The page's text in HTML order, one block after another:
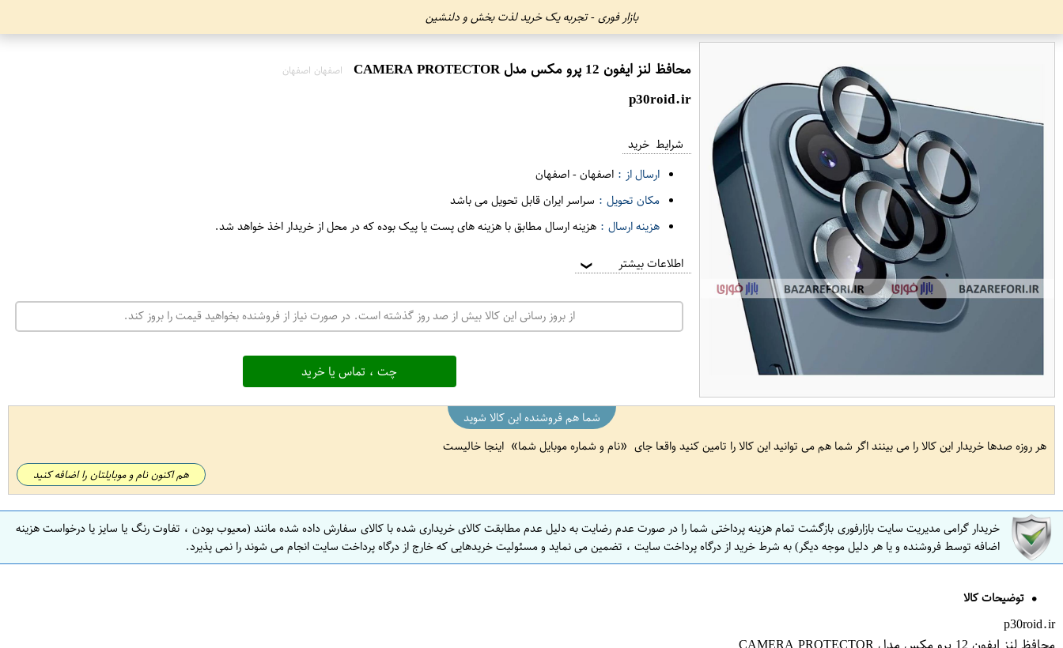
بازار فوری - تجربه یک خرید لذت بخش و دلنشین
محافظ لنز ایفون 12 پرو مکس مدل CAMERA PROTECTO​R اصفهان اصفهان
p30roid.ir
شرایط خرید
ارسال از : اصفهان-اصفهان
مکان تحویل : سراسر ایران قابل تحویل می باشد
هزینه ارسال : هزینه ارسال مطابق با هزینه های پست یا پیک بوده که در محل از خریدار اخذ خواهد شد.
اطلاعات بیشتر ❯
از بروز رسانی این کالا بیش از صد روز گذشته است. در صورت نیاز از فروشنده بخواهید قیمت را بروز کند.
چت ، تماس یا خرید
شما هم فروشنده این کالا شوید
هر روزه صدها خریدار این کالا را می بینند اگر شما هم می توانید این کالا را تامین کنید واقعا جای
نام و شماره موبایل شما اینجا خالیست
هم اکنون نام و موبایلتان را اضافه کنید
خریدار گرامی مدیریت سایت بازارفوری بازگشت تمام هزینه پرداختی شما را در صورت عدم رضایت به دلیل عدم مطابقت کالای خریداری شده با کالای سفارش داده شده مانند (معیوب بودن ، تفاوت رنگ یا سایز یا درخواست هزینه
اضافه توسط فروشنده و یا هر دلیل موجه دیگر) به شرط خرید از درگاه پرداخت سایت ، تضمین می نماید و مسئولیت خریدهایی که خارج از درگاه پرداخت سایت انجام می شوند را نمی پذیرد.
توضیحات کالا
p30roid.ir